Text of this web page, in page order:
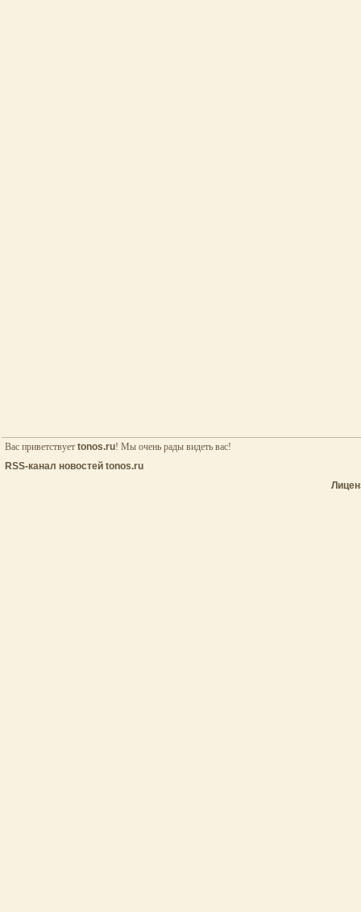
Вас приветствует tonos.ru! Мы очень рады видеть вас!
RSS-канал новостей tonos.ru